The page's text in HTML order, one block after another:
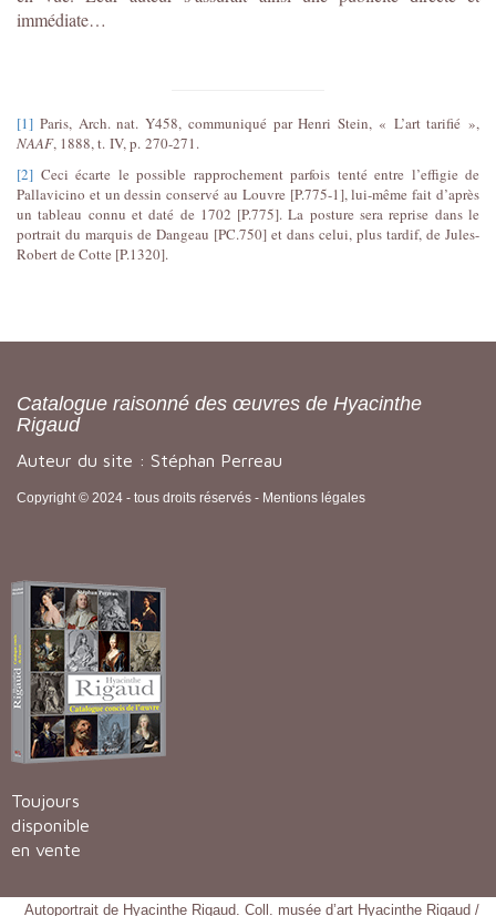
immédiate…
[1] Paris, Arch. nat. Y458, communiqué par Henri Stein, « L’art tarifié »,
NAAF, 1888, t. IV, p. 270-271.
[2] Ceci écarte le possible rapprochement parfois tenté entre l’effigie de
Pallavicino et un dessin conservé au Louvre [P.775-1], lui-même fait d’après
un tableau connu et daté de 1702 [P.775]. La posture sera reprise dans le
portrait du marquis de Dangeau [PC.750] et dans celui, plus tardif, de Jules-
Robert de Cotte [P.1320].
Catalogue raisonné des œuvres de Hyacinthe
Rigaud
Auteur du site : Stéphan Perreau
Copyright © 2024 - tous droits réservés - Mentions légales
Toujours
disponible
en vente
Autoportrait de Hyacinthe Rigaud. Coll. musée d’art Hyacinthe Rigaud /